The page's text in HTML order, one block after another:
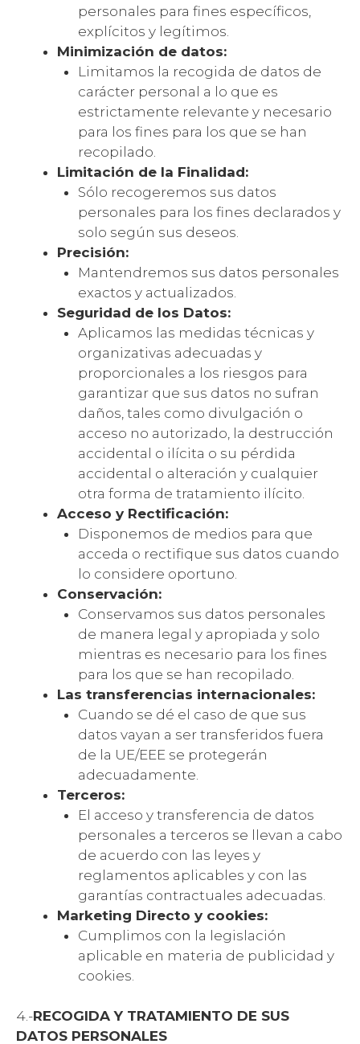
personales para fines específicos,
explícitos y legítimos.
Minimización de datos:
Limitamos la recogida de datos de
carácter personal a lo que es
estrictamente relevante y necesario
para los fines para los que se han
recopilado.
Limitación de la Finalidad:
Sólo recogeremos sus datos
personales para los fines declarados y
solo según sus deseos.
Precisión:
Mantendremos sus datos personales
exactos y actualizados.
Seguridad de los Datos:
Aplicamos las medidas técnicas y
organizativas adecuadas y
proporcionales a los riesgos para
garantizar que sus datos no sufran
daños, tales como divulgación o
acceso no autorizado, la destrucción
accidental o ilícita o su pérdida
accidental o alteración y cualquier
otra forma de tratamiento ilícito.
Acceso y Rectificación:
Disponemos de medios para que
acceda o rectifique sus datos cuando
lo considere oportuno.
Conservación:
Conservamos sus datos personales
de manera legal y apropiada y solo
mientras es necesario para los fines
para los que se han recopilado.
Las transferencias internacionales:
Cuando se dé el caso de que sus
datos vayan a ser transferidos fuera
de la UE/EEE se protegerán
adecuadamente.
Terceros:
El acceso y transferencia de datos
personales a terceros se llevan a cabo
de acuerdo con las leyes y
reglamentos aplicables y con las
garantías contractuales adecuadas.
Marketing Directo y cookies:
Cumplimos con la legislación
aplicable en materia de publicidad y
cookies.
4.-RECOGIDA Y TRATAMIENTO DE SUS
DATOS PERSONALES